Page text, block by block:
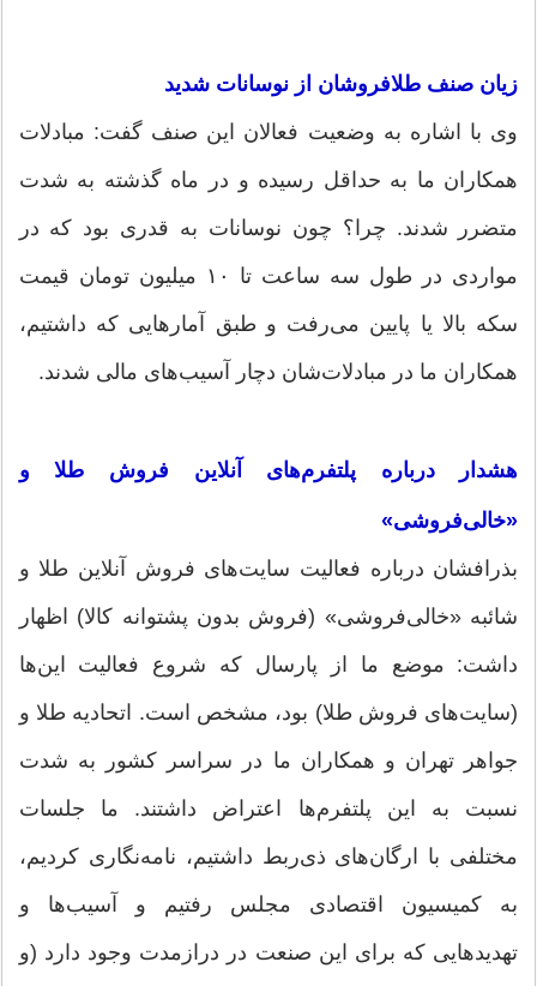
زیان صنف طلافروشان از نوسانات شدید
وی با اشاره به وضعیت فعالان این صنف گفت: مبادلات
همکاران ما به حداقل رسیده و در ماه گذشته به شدت
متضرر شدند. چرا؟ چون نوسانات به قدری بود که در
مواردی در طول سه ساعت تا ۱۰ میلیون تومان قیمت
سکه بالا یا پایین می‌رفت و طبق آمارهایی که داشتیم،
همکاران ما در مبادلات‌شان دچار آسیب‌های مالی شدند.
هشدار درباره پلتفرم‌های آنلاین فروش طلا و
«خالی‌فروشی»
بذرافشان درباره فعالیت سایت‌های فروش آنلاین طلا و
شائبه «خالی‌فروشی» (فروش بدون پشتوانه کالا) اظهار
داشت: موضع ما از پارسال که شروع فعالیت این‌ها
(سایت‌های فروش طلا) بود، مشخص است. اتحادیه طلا و
جواهر تهران و همکاران ما در سراسر کشور به شدت
نسبت به این پلتفرم‌ها اعتراض داشتند. ما جلسات
مختلفی با ارگان‌های ذی‌ربط داشتیم، نامه‌نگاری کردیم،
به کمیسیون اقتصادی مجلس رفتیم و آسیب‌ها و
تهدیدهایی که برای این صنعت در درازمدت وجود دارد (و